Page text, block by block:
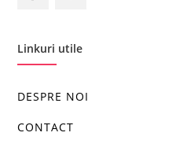
Linkuri utile
DESPRE NOI
CONTACT